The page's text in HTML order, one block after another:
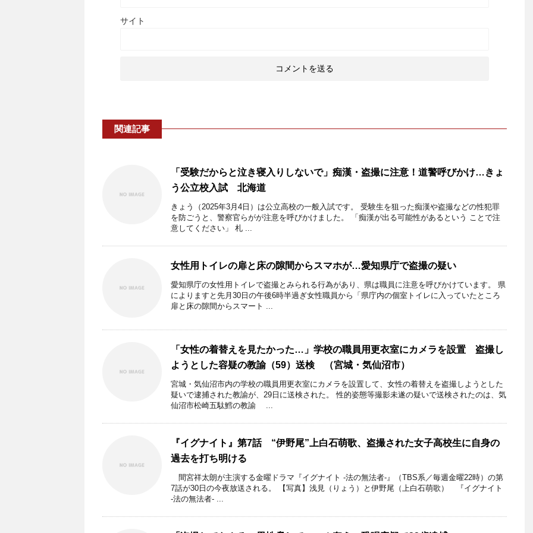
サイト
関連記事
「受験だからと泣き寝入りしないで」痴漢・盗撮に注意！道警呼びかけ…きょ
う公立校入試 北海道
きょう（2025年3月4日）は公立高校の一般入試です。 受験生を狙った痴漢や盗撮などの性犯罪
を防ごうと、警察官らがが注意を呼びかけました。 「痴漢が出る可能性があるという ことで注
意してください」 札 ...
女性用トイレの扉と床の隙間からスマホが…愛知県庁で盗撮の疑い
愛知県庁の女性用トイレで盗撮とみられる行為があり、県は職員に注意を呼びかけています。 県
によりますと先月30日の午後6時半過ぎ女性職員から「県庁内の個室トイレに入っていたところ
扉と床の隙間からスマート ...
「女性の着替えを見たかった…」学校の職員用更衣室にカメラを設置 盗撮し
ようとした容疑の教諭（59）送検 （宮城・気仙沼市）
宮城・気仙沼市内の学校の職員用更衣室にカメラを設置して、女性の着替えを盗撮しようとした
疑いで逮捕された教諭が、29日に送検された。 性的姿態等撮影未遂の疑いで送検されたのは、気
仙沼市松崎五駄鱈の教諭 ...
『イグナイト』第7話 “伊野尾”上白石萌歌、盗撮された女子高校生に自身の
過去を打ち明ける
間宮祥太朗が主演する金曜ドラマ『イグナイト ‐法の無法者‐』（TBS系／毎週金曜22時）の第
7話が30日の今夜放送される。 【写真】浅見（りょう）と伊野尾（上白石萌歌） 『イグナイト
‐法の無法者‐ ...